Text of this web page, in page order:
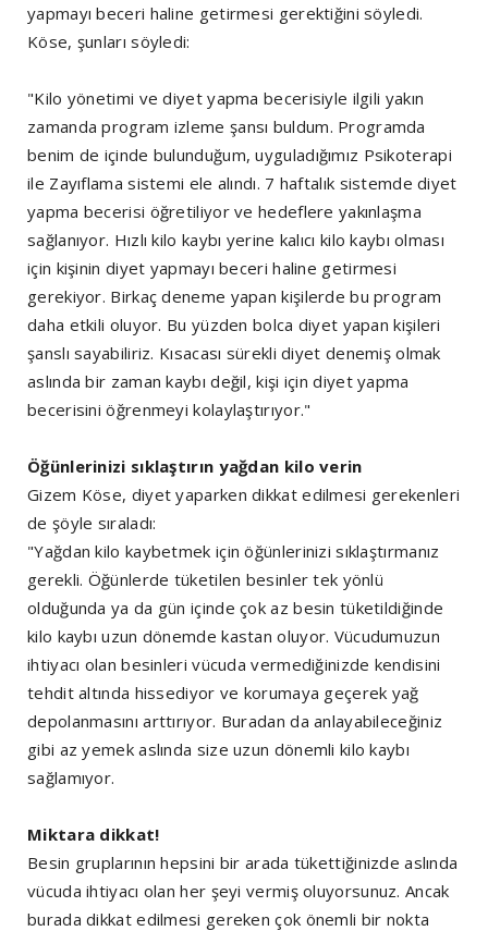
yapmayı beceri haline getirmesi gerektiğini söyledi.
Köse, şunları söyledi:
"Kilo yönetimi ve diyet yapma becerisiyle ilgili yakın
zamanda program izleme şansı buldum. Programda
benim de içinde bulunduğum, uyguladığımız Psikoterapi
ile Zayıflama sistemi ele alındı. 7 haftalık sistemde diyet
yapma becerisi öğretiliyor ve hedeflere yakınlaşma
sağlanıyor. Hızlı kilo kaybı yerine kalıcı kilo kaybı olması
için kişinin diyet yapmayı beceri haline getirmesi
gerekiyor. Birkaç deneme yapan kişilerde bu program
daha etkili oluyor. Bu yüzden bolca diyet yapan kişileri
şanslı sayabiliriz. Kısacası sürekli diyet denemiş olmak
aslında bir zaman kaybı değil, kişi için diyet yapma
becerisini öğrenmeyi kolaylaştırıyor."
Öğünlerinizi sıklaştırın yağdan kilo verin
Gizem Köse, diyet yaparken dikkat edilmesi gerekenleri
de şöyle sıraladı:
"Yağdan kilo kaybetmek için öğünlerinizi sıklaştırmanız
gerekli. Öğünlerde tüketilen besinler tek yönlü
olduğunda ya da gün içinde çok az besin tüketildiğinde
kilo kaybı uzun dönemde kastan oluyor. Vücudumuzun
ihtiyacı olan besinleri vücuda vermediğinizde kendisini
tehdit altında hissediyor ve korumaya geçerek yağ
depolanmasını arttırıyor. Buradan da anlayabileceğiniz
gibi az yemek aslında size uzun dönemli kilo kaybı
sağlamıyor.
Miktara dikkat!
Besin gruplarının hepsini bir arada tükettiğinizde aslında
vücuda ihtiyacı olan her şeyi vermiş oluyorsunuz. Ancak
burada dikkat edilmesi gereken çok önemli bir nokta